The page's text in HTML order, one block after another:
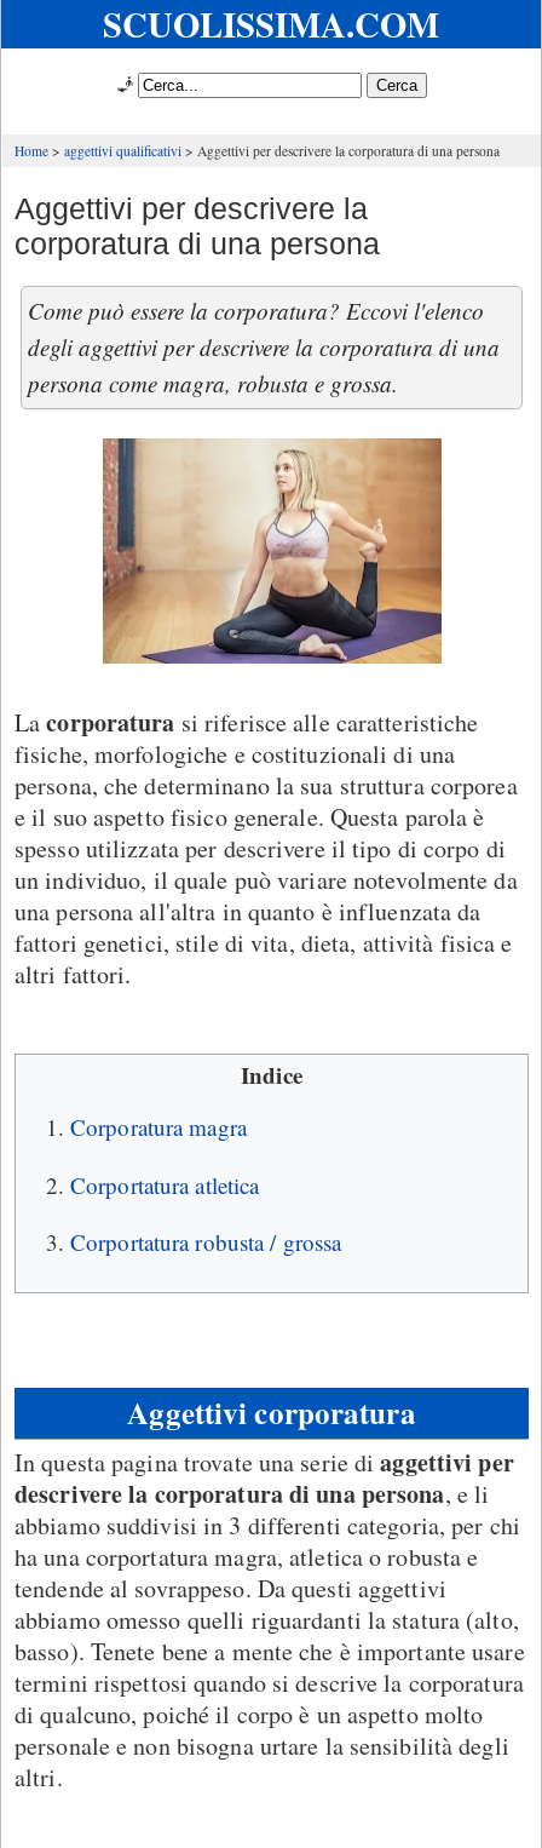
SCUOLISSIMA.COM
🧞
Home aggettivi qualificativi Aggettivi per descrivere la corporatura di una persona
Aggettivi per descrivere la
corporatura di una persona
Come può essere la corporatura? Eccovi l'elenco
degli aggettivi per descrivere la corporatura di una
persona come magra, robusta e grossa.
Lacorporatura si riferisce alle caratteristiche
fisiche, morfologiche e costituzionali di una
persona, che determinano la sua struttura corporea
e il suo aspetto fisico generale. Questa parola è
spesso utilizzata per descrivere il tipo di corpo di
un individuo, il quale può variare notevolmente da
una persona all'altra in quanto è influenzata da
fattori genetici, stile di vita, dieta, attività fisica e
altri fattori.
Indice
Corporatura magra
Corportatura atletica
Corportatura robusta / grossa
Aggettivi corporatura
In questa pagina trovate una serie diaggettivi per
descrivere la corporatura di una persona, e li
abbiamo suddivisi in 3 differenti categoria, per chi
ha una corportatura magra, atletica o robusta e
tendende al sovrappeso. Da questi aggettivi
abbiamo omesso quelli riguardanti la statura (alto,
basso). Tenete bene a mente che è importante usare
termini rispettosi quando si descrive la corporatura
di qualcuno, poiché il corpo è un aspetto molto
personale e non bisogna urtare la sensibilità degli
altri.